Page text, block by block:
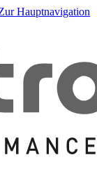
Hauptnavigation